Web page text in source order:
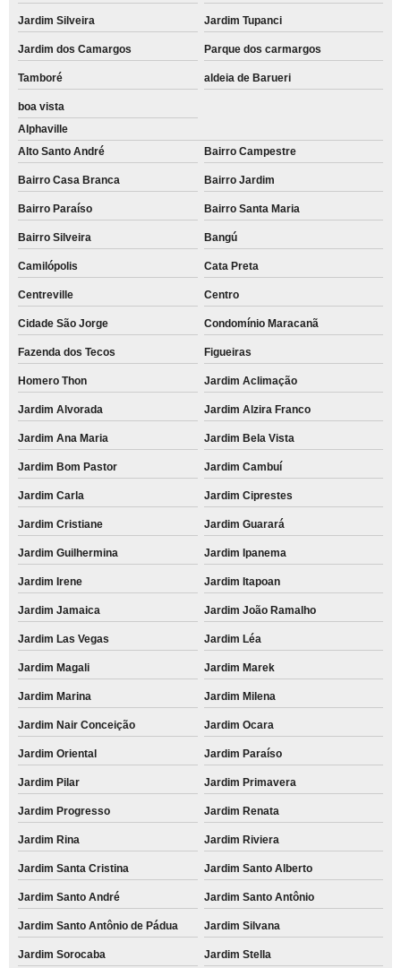
Jardim Silveira Jardim Tupanci
Jardim dos Camargos Parque dos carmargos
Tamboré aldeia de Barueri
boa vista
Alphaville
Alto Santo André
Bairro Campestre
Bairro Casa Branca Bairro Jardim
Bairro Paraíso Bairro Santa Maria
Bairro Silveira Bangú
Camilópolis Cata Preta
Centreville Centro
Cidade São Jorge Condomínio Maracanã
Fazenda dos Tecos Figueiras
Homero Thon Jardim Aclimação
Jardim Alvorada Jardim Alzira Franco
Jardim Ana Maria Jardim Bela Vista
Jardim Bom Pastor Jardim Cambuí
Jardim Carla Jardim Ciprestes
Jardim Cristiane Jardim Guarará
Jardim Guilhermina Jardim Ipanema
Jardim Irene Jardim Itapoan
Jardim Jamaica Jardim João Ramalho
Jardim Las Vegas Jardim Léa
Jardim Magali Jardim Marek
Jardim Marina Jardim Milena
Jardim Nair Conceição Jardim Ocara
Jardim Oriental Jardim Paraíso
Jardim Pilar Jardim Primavera
Jardim Progresso Jardim Renata
Jardim Rina Jardim Riviera
Jardim Santa Cristina Jardim Santo Alberto
Jardim Santo André Jardim Santo Antônio
Jardim Santo Antônio de Pádua Jardim Silvana
Jardim Sorocaba Jardim Stella